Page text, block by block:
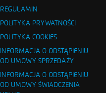
REGULAMIN
POLITYKA PRYWATNOŚCI
POLITYKA COOKIES
INFORMACJA O ODSTĄPIENIU
OD UMOWY SPRZEDAŻY
INFORMACJA O ODSTĄPIENIU
OD UMOWY ŚWIADCZENIA